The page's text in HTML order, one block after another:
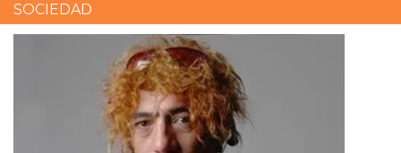
SOCIEDAD